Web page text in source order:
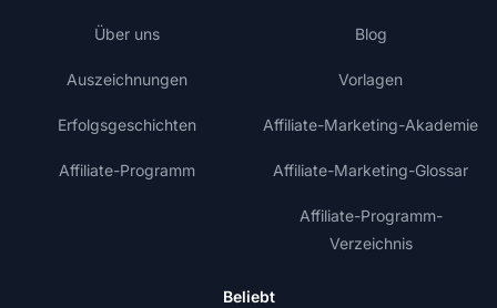
Über uns
Auszeichnungen
Erfolgsgeschichten
Affiliate-Programm
Blog
Vorlagen
Affiliate-Marketing-Akademie
Affiliate-Marketing-Glossar
Affiliate-Programm-
Verzeichnis
Beliebt